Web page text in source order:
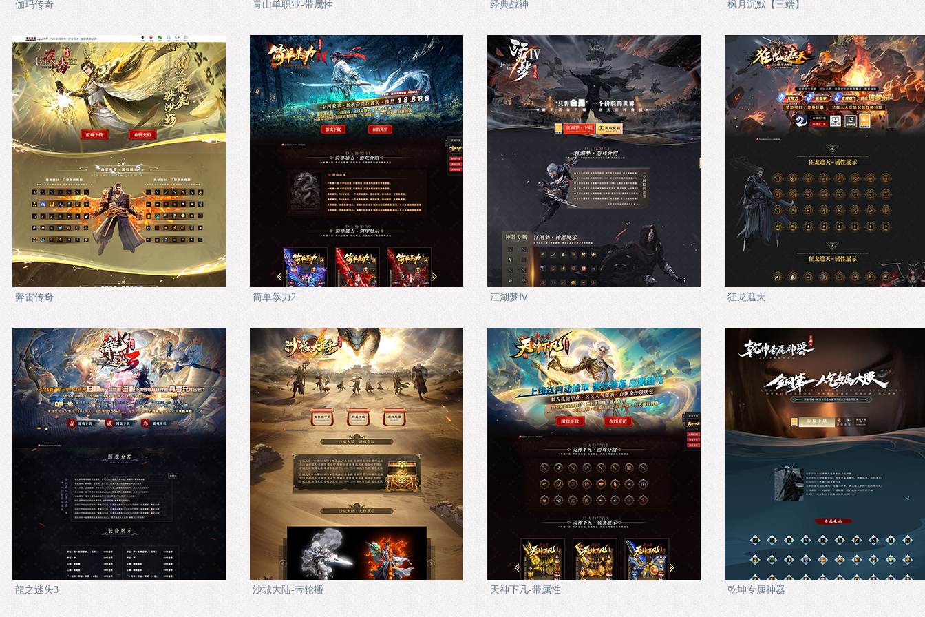
伽玛传奇 青山单职业-带属性 经典战神 枫月沉默【三端】
奔雷传奇 简单暴力2 江湖梦Ⅳ 狂龙遮天
龍之迷失3 沙城大陆-带轮播 天神下凡-带属性 乾坤专属神器